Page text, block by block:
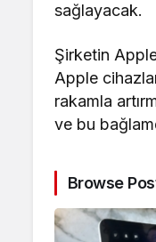
sağlayacak.
Şirketin
Apple
rakamla
ve bu
Browse